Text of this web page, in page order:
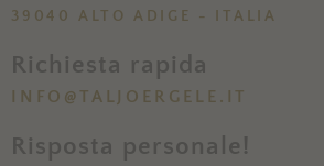
39040 ALTO ADIGE - ITALIA
Richiesta rapida
INFO@TALJOERGELE.IT
Risposta personale!